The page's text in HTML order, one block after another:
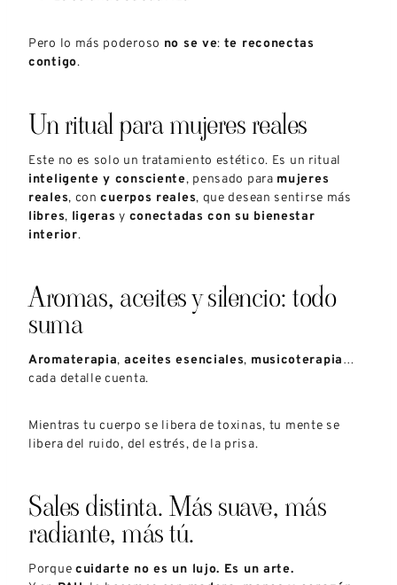
Pero lo más poderoso no se ve: te reconectas
contigo.
Un ritual para mujeres reales
Este no es solo un tratamiento estético. Es un ritual
inteligente y consciente, pensado para mujeres
reales, concuerpos reales, que desean sentirse más
libres, ligeras y conectadas con su bienestar
interior.
Aromas, aceites y silencio: todo
suma
Aromaterapia, aceites esenciales, musicoterapia…
cada detalle cuenta.
Mientras tu cuerpo se libera de toxinas, tu mente se
libera del ruido, del estrés, de la prisa.
Sales distinta. Más suave, más
radiante, más tú.
Porque cuidarte no es un lujo. Es un arte.